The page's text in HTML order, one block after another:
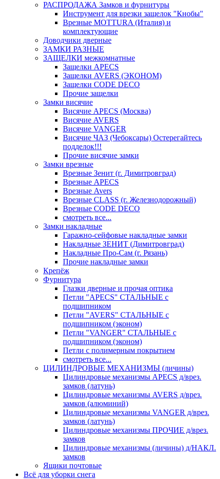
РАСПРОДАЖА Замков и фурнитуры
Инструмент для врезки защелок "Кнобы"
Врезные MOTTURA (Италия) и
комплектующие
Доводчики дверные
ЗАМКИ РАЗНЫЕ
ЗАЩЕЛКИ межкомнатные
Защелки APECS
Защелки AVERS (ЭКОНОМ)
Защелки CODE DECO
Прочие защелки
Замки висячие
Висячие APECS (Москва)
Висячие AVERS
Висячие VANGER
Висячие ЧАЗ (Чебоксары) Остерегайтесь
подделок!!!
Прочие висячие замки
Замки врезные
Врезные Зенит (г. Димитровград)
Врезные APECS
Врезные Avers
Врезные CLASS (г. Железнодорожный)
Врезные CODE DECO
смотреть все...
Замки накладные
Гаражно-сейфовые накладные замки
Накладные ЗЕНИТ (Димитровград)
Накладные Про-Сам (г. Рязань)
Прочие накладные замки
Крепёж
Фурнитура
Глазки дверные и прочая оптика
Петли "APECS" СТАЛЬНЫЕ с
подшипником
Петли "AVERS" СТАЛЬНЫЕ с
подшипником (эконом)
Петли "VANGER" СТАЛЬНЫЕ с
подшипником (эконом)
Петли с полимерным покрытием
смотреть все...
ЦИЛИНДРОВЫЕ МЕХАНИЗМЫ (личины)
Цилиндровые механизмы APECS д/врез.
замков (латунь)
Цилиндровые механизмы AVERS д/врез.
замков (алюминий)
Цилиндровые механизмы VANGER д/врез.
замков (латунь)
Цилиндровые механизмы ПРОЧИЕ д/врез.
замков
Цилиндровые механизмы (личины) д/НАКЛ.
замков
Ящики почтовые
Всё для уборки снега